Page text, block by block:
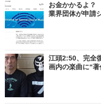
お金かかるよ？
業界団体が申請
江頭2:50、完全
画内の楽曲に“